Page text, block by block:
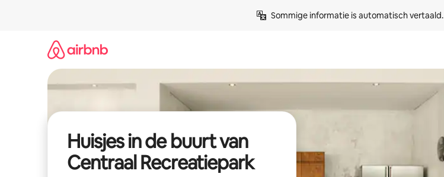
Sommige informatie is automatisch vertaald.
Huisjes in de buurt van
Centraal Recreatiepark